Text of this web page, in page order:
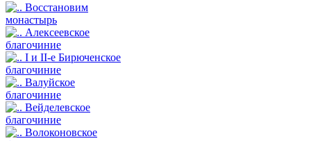
Восстановим
монастырь
Алексеевское
благочиние
I и II-е Бирюченское
благочиние
Валуйское
благочиние
Вейделевское
благочиние
Волоконовское